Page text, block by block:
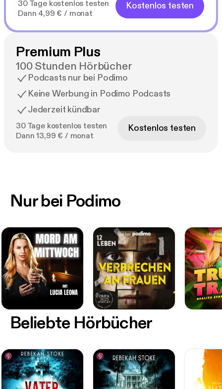
30 Tage kostenlos testen
Dann 4,99 € / monat
Kostenlos testen
Premium Plus
100 Stunden Hörbücher
Podcasts nur bei Podimo
Keine Werbung in Podimo Podcasts
Jederzeit kündbar
30 Tage kostenlos testen
Dann 13,99 € / monat
Kostenlos testen
Nur bei Podimo
Beliebte Hörbücher